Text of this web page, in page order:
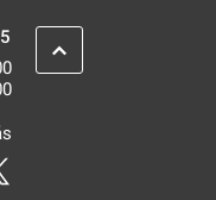
na nové kartě
na nové kartě
se otevře na nové
ZPĚT NAHORU